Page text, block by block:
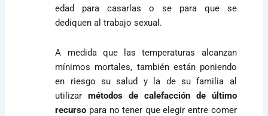
edad para casarlas o se para que se
dediquen al trabajo sexual.
A medida que las temperaturas alcanzan
mínimos mortales, también están poniendo
en riesgo su salud y la de su familia al
utilizar métodos de calefacción de último
recurso para no tener que elegir entre comer